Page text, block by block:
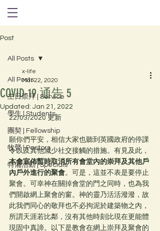
Post
All Posts
主日崇拜 | Service
學生 | Students
團契 | Fellowship
牧聲 | Pastors
特備活動 | Specials
All Posts
COVID-19 通告 5
x-life
Mar 22, 2020
Updated: Jan 21, 2022
22/03/2020 更新
願你們平安，相信大家也聽到英國政府的停課
令以及其他減少社交接觸的措施。有見及此，
本會宣佈暫時取消所有會堂內的崇拜及其他戶
內戶外進行的聚會。可是，這並不表是要停止
聚會。可幸神在關掉會堂的門之同時，也為我
們開啟網上聚會的窗。神的靈乃活活潑潑，故
此我們同心的敬拜也不必拘泥於建築物之內，
所謂天涯若比鄰，沒有其他時刻比現在更能體
現固中真諦。以下是教會在網上崇拜及聚會的